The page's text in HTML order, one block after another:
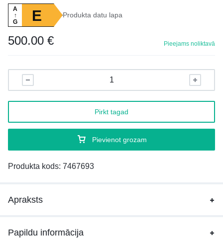
A
↑
G
E Produkta datu lapa
500.00 € Pieejams noliktavā
Pievienot grozam
Pirkt tagad
Produkta kods: 7467693
Apraksts
Papildu informācija